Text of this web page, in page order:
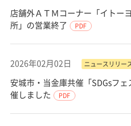
店舗外ＡＴＭコーナー「イトー
所」の営業終了
PDF
2026年02月02日 ニュースリリー
安城市・当金庫共催「SDGsフ
催しました
PDF